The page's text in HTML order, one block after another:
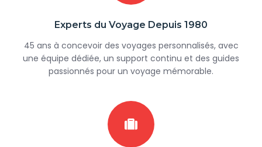
Experts du Voyage Depuis 1980
45 ans à concevoir des voyages personnalisés, avec
une équipe dédiée, un support continu et des guides
passionnés pour un voyage mémorable.